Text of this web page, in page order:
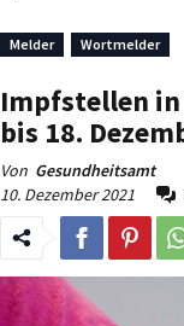
Melder Wortmelder
Impfstellen in
bis 18.
Von Gesundheitsamt
10. Dezember 2021